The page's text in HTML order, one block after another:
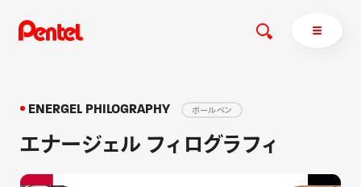
商品を探す
ENERGEL PHILOGRAPHY ボールペン
エナージェル フィログラフィ